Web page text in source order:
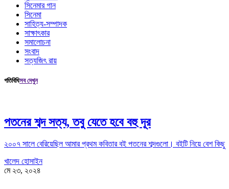
সিনেমার গান
সিনেমা
সাহিত্য-সম্পাদক
সাক্ষাৎকার
সমালোচনা
সংবাদ
সত্যজিৎ রায়
গতিবিধিসব দেখুন
পতনের শব্দ সত্য, তবু যেতে হবে বহু দূর
২০০৭ সালে বেরিয়েছিল আমার প্রথম কবিতার বই পতনের শব্দগুলো। বইটি নিয়ে বেশ কিছু
খালেদ হোসাইন
মে ২৩, ২০২৪